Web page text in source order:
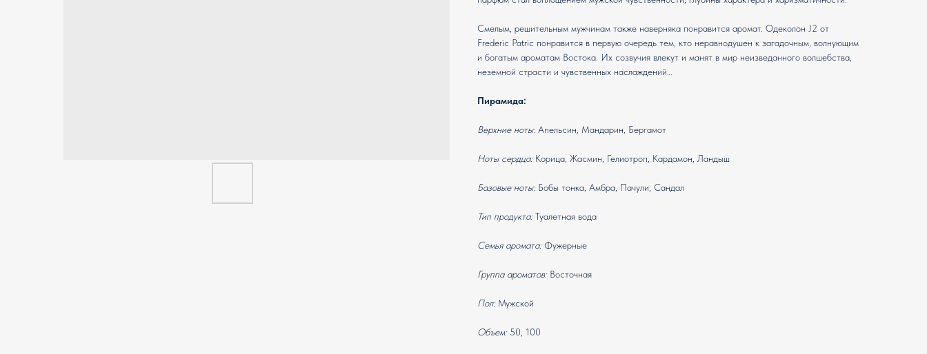
Смелым, решительным мужчинам также наверняка понравится аромат. Одеколон J2 от
Frederic Patric понравится в первую очередь тем, кто неравнодушен к загадочным, волнующим
и богатым ароматам Востока. Их созвучия влекут и манят в мир неизведанного волшебства,
неземной страсти и чувственных наслаждений…
Пирамида:
Верхние ноты:Апельсин, Мандарин, Бергамот
Ноты сердца:Корица, Жасмин, Гелиотроп, Кардамон, Ландыш
Базовые ноты:Бобы тонка, Амбра, Пачули, Сандал
Тип продукта:Туалетная вода
Семья аромата:Фужерные
Группа ароматов:Восточная
Пол:Мужской
Объем:50, 100